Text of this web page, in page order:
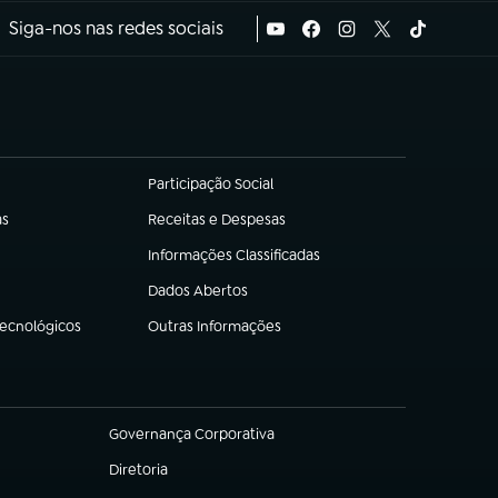
Siga-nos nas redes sociais
Participação Social
(abre em nova aba)
Receitas e Despesas
(abre em nova aba)
Informações Classificadas
(abre em nova aba)
Dados Abertos
(abre em nova aba)
Outras Informações
(abre em nova aba)
Governança Corporativa
(abre em nova aba)
Diretoria
(abre em nova aba)